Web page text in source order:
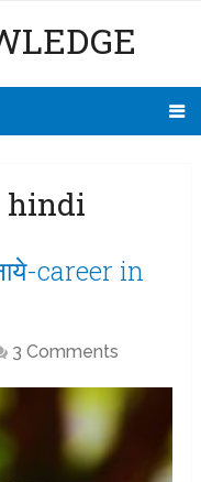
hindi
career in
3 Comments